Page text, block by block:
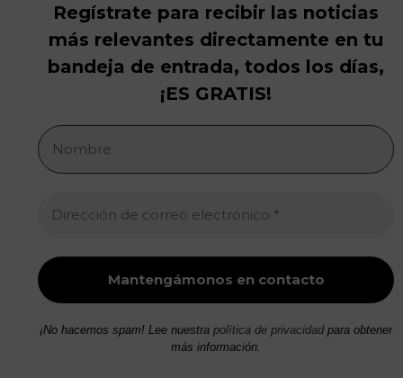
Regístrate para recibir las noticias
más relevantes directamente en tu
bandeja de entrada, todos los días,
¡ES GRATIS!
¡No hacemos spam! Lee nuestra política de privacidadpara obtener
más información.